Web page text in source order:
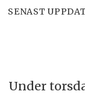
SENAST
Under